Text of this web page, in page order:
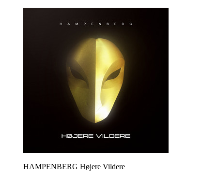
HAMPENBERG Højere Vildere